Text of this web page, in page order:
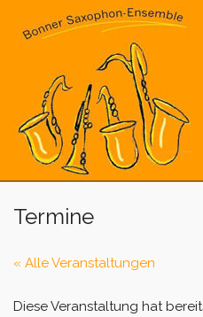
Termine
« Alle Veranstaltungen
Diese Veranstaltung hat